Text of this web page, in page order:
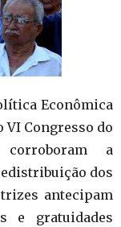
Econômica
VI Congresso do
a
dos
antecipam
e gratuidades